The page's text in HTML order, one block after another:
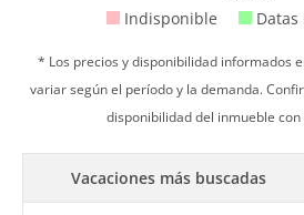
Indisponible
* Los precios y disponibilidad informados
variar según el período y la demanda.
disponibilidad del inmueble
Vacaciones más buscadas